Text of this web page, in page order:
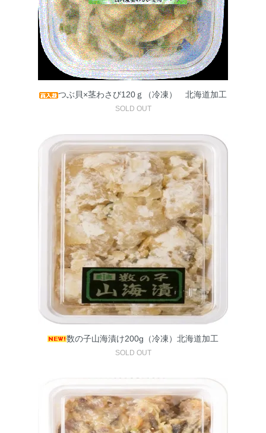
つぶ貝×茎わさび120ｇ（冷凍） 北海道加工
SOLD OUT
数の子山海漬け200g（冷凍）北海道加工
SOLD OUT